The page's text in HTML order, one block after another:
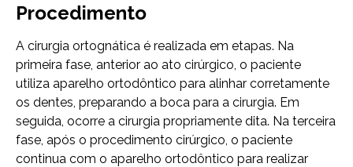
Procedimento
A cirurgia ortognática é realizada em etapas. Na
primeira fase, anterior ao ato cirúrgico, o paciente
utiliza aparelho ortodôntico para alinhar corretamente
os dentes, preparando a boca para a cirurgia. Em
seguida, ocorre a cirurgia propriamente dita. Na terceira
fase, após o procedimento cirúrgico, o paciente
continua com o aparelho ortodôntico para realizar